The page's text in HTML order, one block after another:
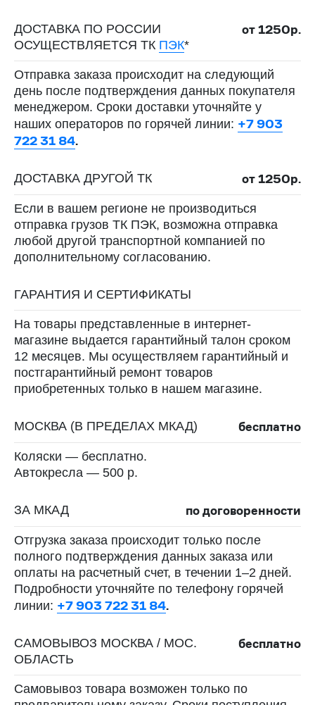
ДОСТАВКА ПО РОССИИ
ОСУЩЕСТВЛЯЕТСЯ ТК ПЭК*
от 1250р.
Отправка заказа происходит на следующий
день после подтверждения данных покупателя
менеджером. Сроки доставки уточняйте у
наших операторов по горячей линии: +7 903
722 31 84.
ДОСТАВКА ДРУГОЙ ТК от 1250р.
Если в вашем регионе не производиться
отправка грузов ТК ПЭК, возможна отправка
любой другой транспортной компанией по
дополнительному согласованию.
ГАРАНТИЯ И СЕРТИФИКАТЫ
На товары представленные в интернет-
магазине выдается гарантийный талон сроком
12 месяцев. Мы осуществляем гарантийный и
постгарантийный ремонт товаров
приобретенных только в нашем магазине.
МОСКВА (В ПРЕДЕЛАХ МКАД) бесплатно
Коляски — бесплатно.
Автокресла — 500 р.
ЗА МКАД по договоренности
Отгрузка заказа происходит только после
полного подтверждения данных заказа или
оплаты на расчетный счет, в течении 1–2 дней.
Подробности уточняйте по телефону горячей
линии: +7 903 722 31 84.
САМОВЫВОЗ МОСКВА / МОС.
ОБЛАСТЬ
бесплатно
Самовывоз товара возможен только по